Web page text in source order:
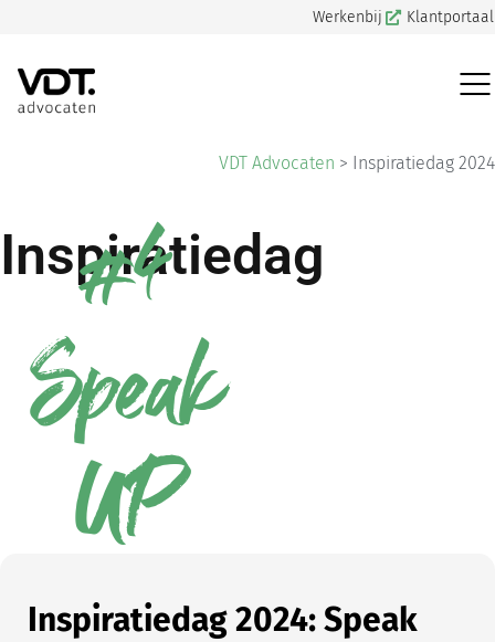
Werkenbij Klantportaal
VDT Advocaten > Inspiratiedag 2024
Inspiratiedag
#4
Speak
UP
Inspiratiedag 2024: Speak